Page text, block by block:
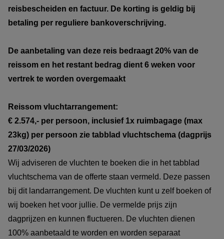
reisbescheiden en factuur. De korting is geldig bij
betaling per reguliere bankoverschrijving.
De aanbetaling van deze reis bedraagt 20% van de
reissom en het restant bedrag dient 6 weken voor
vertrek te worden overgemaakt
Reissom vluchtarrangement:
€ 2.574,- per persoon, inclusief 1x ruimbagage (max
23kg) per persoon zie tabblad vluchtschema (dagprijs
27/03/2026)
Wij adviseren de vluchten te boeken die in het tabblad
vluchtschema van de offerte staan vermeld. Deze passen
bij dit landarrangement. De vluchten kunt u zelf boeken of
wij boeken het voor jullie. De vermelde prijs zijn
dagprijzen en kunnen fluctueren. De vluchten dienen
100% aanbetaald te worden en worden separaat